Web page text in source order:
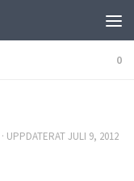
0
· UPPDATERATJULI 9, 2012